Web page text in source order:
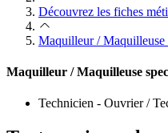
Découvrez les fiches
Maquilleur / Maquilleuse
Maquilleur / Maquilleuse
Technicien - Ouvrier /